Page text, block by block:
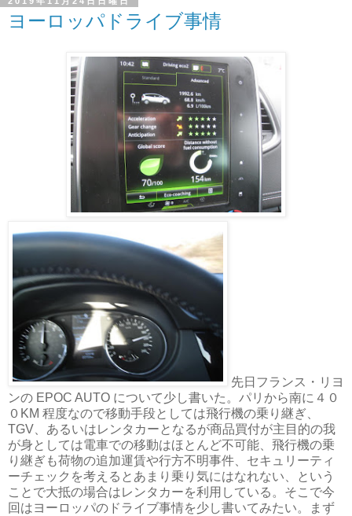
ヨーロッパドライブ事情
先日フランス・リヨ
ンの EPOC AUTO について少し書いた。パリから南に４０
０KM 程度なので移動手段としては飛行機の乗り継ぎ、
TGV、あるいはレンタカーとなるが商品買付が主目的の我
が身としては電車での移動はほとんど不可能、飛行機の乗
り継ぎも荷物の追加運賃や行方不明事件、セキュリーティ
ーチェックを考えるとあまり乗り気にはなれない、という
ことで大抵の場合はレンタカーを利用している。そこで今
回はヨーロッパのドライブ事情を少し書いてみたい。まず